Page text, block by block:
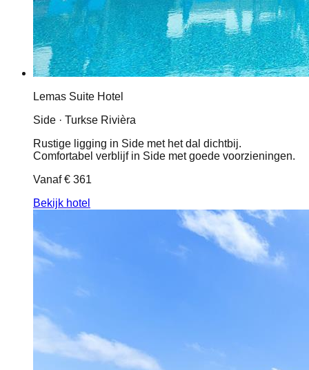
Lemas Suite Hotel
Side · Turkse Rivièra
Rustige ligging in Side met het dal dichtbij.
Comfortabel verblijf in Side met goede voorzieningen.
Vanaf€ 361
Bekijk hotel